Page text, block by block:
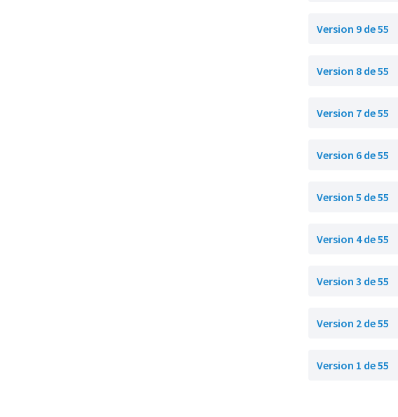
Version 9 de 55
Version 8 de 55
Version 7 de 55
Version 6 de 55
Version 5 de 55
Version 4 de 55
Version 3 de 55
Version 2 de 55
Version 1 de 55